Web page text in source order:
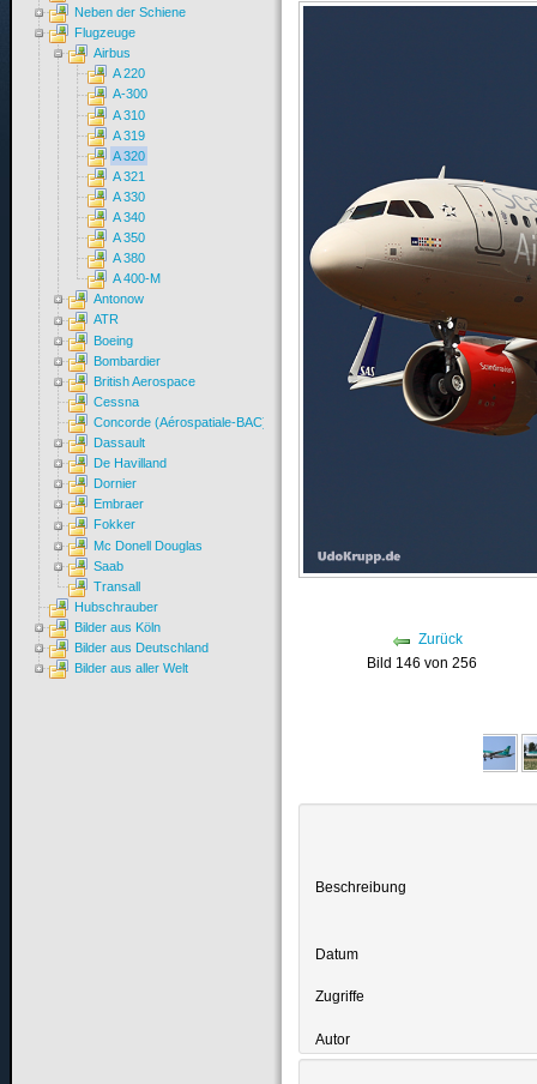
Zurück
Bild 146 von 256
Beschreibung
Datum
Zugriffe
Autor
Neben der Schiene
Flugzeuge
Airbus
A 220
A-300
A 310
A 319
A 320
A 321
A 330
A 340
A 350
A 380
A 400-M
Antonow
ATR
Boeing
Bombardier
British Aerospace
Cessna
Concorde (Aérospatiale-BAC)
Dassault
De Havilland
Dornier
Embraer
Fokker
Mc Donell Douglas
Saab
Transall
Hubschrauber
Bilder aus Köln
Bilder aus Deutschland
Bilder aus aller Welt